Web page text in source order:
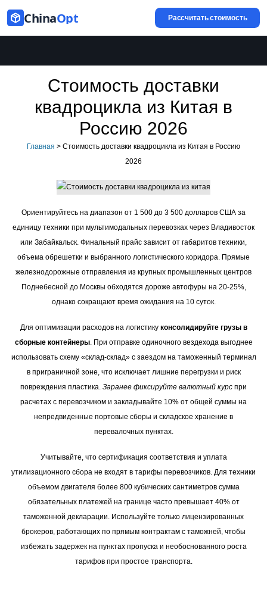
ChinaOpt Рассчитать стоимость
Стоимость доставки
квадроцикла из Китая в
Россию 2026
Главная > Стоимость доставки квадроцикла из Китая в Россию
2026
Ориентируйтесь на диапазон от 1 500 до 3 500 долларов США за
единицу техники при мультимодальных перевозках через Владивосток
или Забайкальск. Финальный прайс зависит от габаритов техники,
объема обрешетки и выбранного логистического коридора. Прямые
железнодорожные отправления из крупных промышленных центров
Поднебесной до Москвы обходятся дороже автофуры на 20-25%,
однако сокращают время ожидания на 10 суток.
Для оптимизации расходов на логистику консолидируйте грузы в
сборные контейнеры. При отправке одиночного вездехода выгоднее
использовать схему «склад-склад» с заездом на таможенный терминал
в приграничной зоне, что исключает лишние перегрузки и риск
повреждения пластика. Заранее фиксируйте валютный курс при
расчетах с перевозчиком и закладывайте 10% от общей суммы на
непредвиденные портовые сборы и складское хранение в
перевалочных пунктах.
Учитывайте, что сертификация соответствия и уплата
утилизационного сбора не входят в тарифы перевозчиков. Для техники
объемом двигателя более 800 кубических сантиметров сумма
обязательных платежей на границе часто превышает 40% от
таможенной декларации. Используйте только лицензированных
брокеров, работающих по прямым контрактам с таможней, чтобы
избежать задержек на пунктах пропуска и необоснованного роста
тарифов при простое транспорта.